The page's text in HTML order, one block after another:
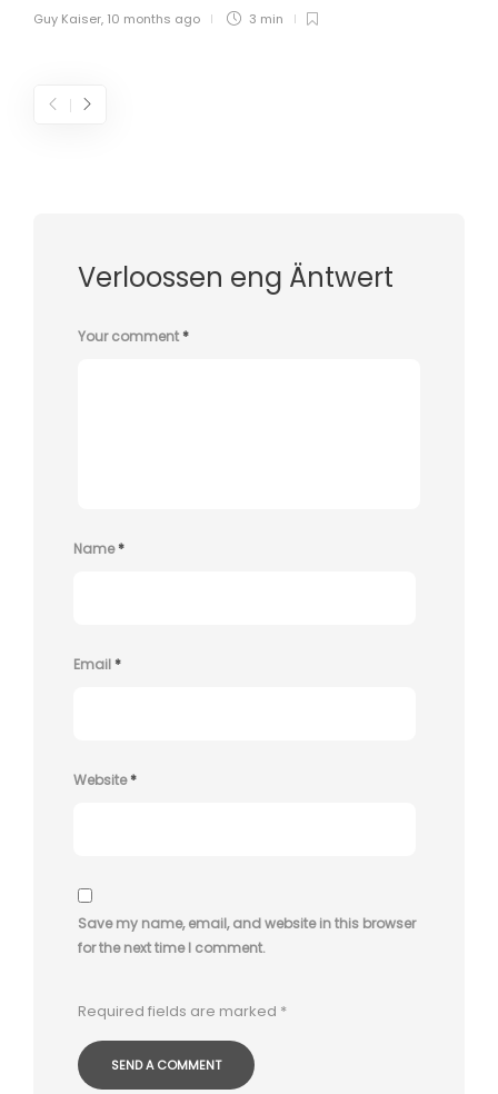
Guy Kaiser, 10 months ago 3 min
Verloossen eng Äntwert
Your comment*
Name*
Email*
Website*
Save my name, email, and website in this browser
for the next time I comment.
Required fields are marked *